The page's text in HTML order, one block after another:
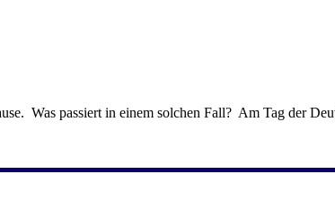
Was passiert in einem solchen Fall? Am Tag der